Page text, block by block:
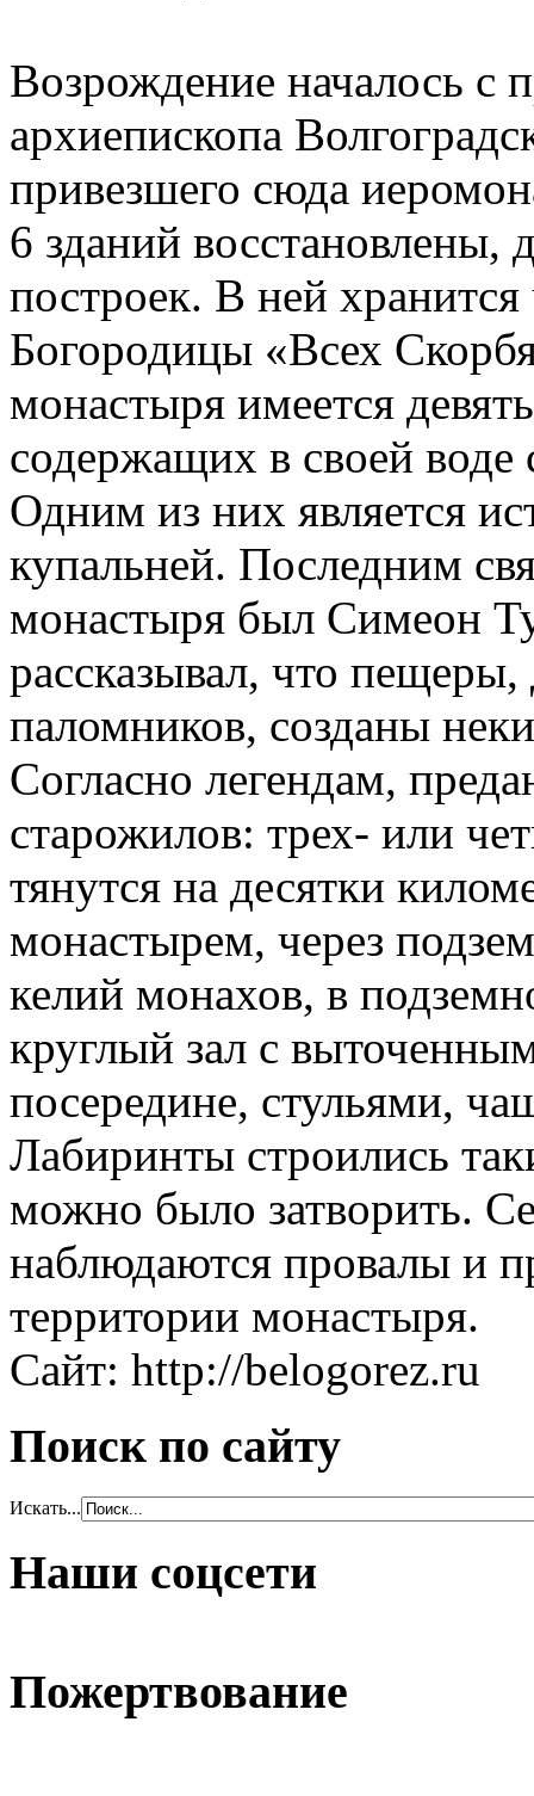
Возрождение началось с
архиепископа
привезшего сюда
6 зданий восстановлены,
построек. В ней
Богородицы «Всех
монастыря имеется
содержащих в своей воде
Одним из них является
купальней. Последним
монастыря был Симеон
рассказывал, что
паломников, созданы
Согласно легендам,
старожилов: трех- или
тянутся на десятки
монастырем, через
келий монахов, в
круглый зал с
посередине, стульями,
Лабиринты строились
можно было затворить.
наблюдаются провалы и
территории монастыря.
Сайт: http://belogorez.ru
Поиск по сайту
Искать...
Наши соцсети
Пожертвование